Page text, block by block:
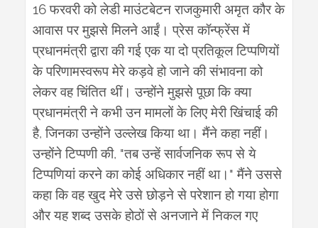
16फरवरी को लेडी माउंटबेटन राजकुमारी अमृत कौर के
आवास पर मुझसे मिलने आईं। प्रेस कॉन्फ्रेंस में
प्रधानमंत्री द्वारा की गई एक या दो प्रतिकूल टिप्पणियों
के परिणामस्वरूप मेरे कड़वे हो जाने की संभावना को
लेकर वह चिंतित थीं। उन्होंने मुझसे पूछा कि क्या
प्रधानमंत्री ने कभी उन मामलों के लिए मेरी खिंचाई की
है,जिनका उन्होंने उल्लेख किया था। मैंने कहा नहीं।
उन्होंने टिप्पणी की, "तब उन्हें सार्वजनिक रूप से ये
टिप्पणियां करने का कोई अधिकार नहीं था। "मैंने उससे
कहा कि वह खुद मेरे उसे छोड़ने से परेशान हो गया होगा
और यह शब्द उसके होठों से अनजाने में निकल गए